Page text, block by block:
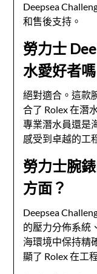
Deepsea
和售後支持。
勞力士
水愛好者嗎
絕對適合。這款
合了 Rolex 在潛
專業潛水員還是
感受到卓越的工
勞力士腕
方面？
Deepsea
的壓力分佈系統
海環境中保持精
顯了 Rolex 在工